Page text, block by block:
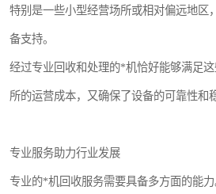
特别是一些小型经营场所或相对偏远地区
备支持。
经过专业回收和处理的*机恰好能够满足
所的运营成本，又确保了设备的可靠性和
专业服务助力行业发展
专业的*机回收服务需要具备多方面的能力